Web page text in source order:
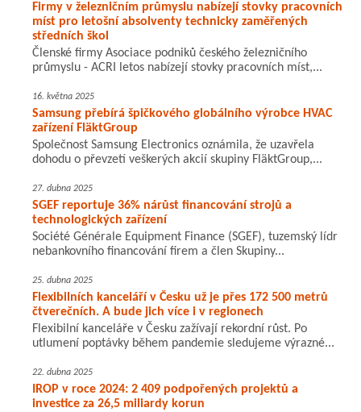
Firmy v železničním průmyslu nabízejí stovky pracovních
míst pro letošní absolventy technicky zaměřených
středních škol
Členské firmy Asociace podniků českého železničního
průmyslu - ACRI letos nabízejí stovky pracovních míst,...
16. května 2025
Samsung přebírá špičkového globálního výrobce HVAC
zařízení FläktGroup
Společnost Samsung Electronics oznámila, že uzavřela
dohodu o převzetí veškerých akcií skupiny FläktGroup,...
27. dubna 2025
SGEF reportuje 36% nárůst financování strojů a
technologických zařízení
Société Générale Equipment Finance (SGEF), tuzemský lídr
nebankovního financování firem a člen Skupiny...
25. dubna 2025
Flexibilních kanceláří v Česku už je přes 172 500 metrů
čtverečních. A bude jich více i v regionech
Flexibilní kanceláře v Česku zažívají rekordní růst. Po
utlumení poptávky během pandemie sledujeme výrazné...
22. dubna 2025
IROP v roce 2024: 2 409 podpořených projektů a
investice za 26,5 miliardy korun